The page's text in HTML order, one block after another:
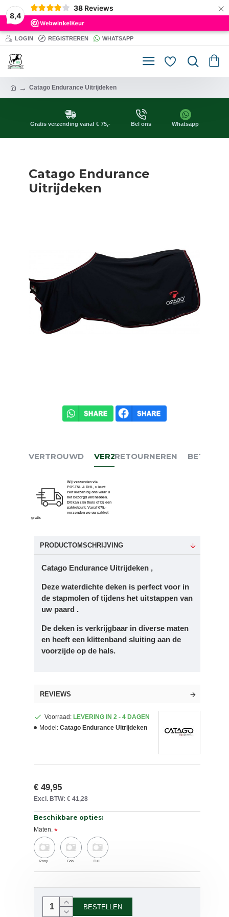
8,4
38 Reviews ×
LOGIN REGISTREREN WHATSAPP
Catago Endurance Uitrijdeken
Gratis verzending vanaf € 75,- Bel ons Whatsapp
Catago Endurance
Uitrijdeken
VERTROUWD VERZENDEN
Wij verzenden via
POSTNL & DHL, u kunt
zelf kiezen bij ons waar u
het bezorgd wilt hebben.
Dit kan zijn thuis of bij een
pakketpunt. Vanaf €75,-
verzenden we uw pakket
gratis
RETOURNEREN BETALEN
PRODUCTOMSCHRIJVING
Catago Endurance Uitrijdeken ,
Deze waterdichte deken is perfect voor in
de stapmolen of tijdens het uitstappen van
uw paard .
De deken is verkrijgbaar in diverse maten
en heeft een klittenband sluiting aan de
voorzijde op de hals.
REVIEWS
Voorraad: LEVERING IN 2 - 4 DAGEN
Model: Catago Endurance Uitrijdeken
€ 49,95
Excl. BTW: € 41,28
Beschikbare opties:
Maten.
Pony Cob Full
BESTELLEN